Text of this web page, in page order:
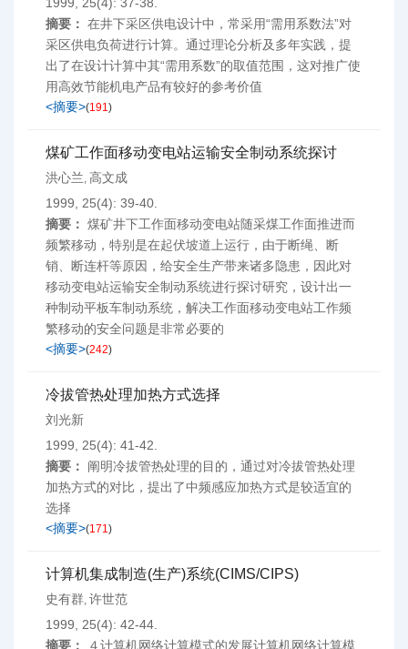
摘要： 在井下采区供电设计中，常采用“需用系数法”对
采区供电负荷进行计算。通过理论分析及多年实践，提
出了在设计计算中其“需用系数”的取值范围，这对推广使
用高效节能机电产品有较好的参考价值
<摘要>(191)
煤矿工作面移动变电站运输安全制动系统探讨
洪心兰, 高文成
1999, 25(4): 39-40.
摘要： 煤矿井下工作面移动变电站随采煤工作面推进而
频繁移动，特别是在起伏坡道上运行，由于断绳、断
销、断连杆等原因，给安全生产带来诸多隐患，因此对
移动变电站运输安全制动系统进行探讨研究，设计出一
种制动平板车制动系统，解决工作面移动变电站工作频
繁移动的安全问题是非常必要的
<摘要>(242)
冷拔管热处理加热方式选择
刘光新
1999, 25(4): 41-42.
摘要：
阐明冷拔管热处理的目的，通过对冷拔管热处理
加热方式的对比，提出了中频感应加热方式是较适宜的
选择
<摘要>(171)
计算机集成制造(生产)系统(CIMS/CIPS)
史有群, 许世范
1999, 25(4): 42-44.
摘要：
４计算机网络计算模式的发展计算机网络计算模